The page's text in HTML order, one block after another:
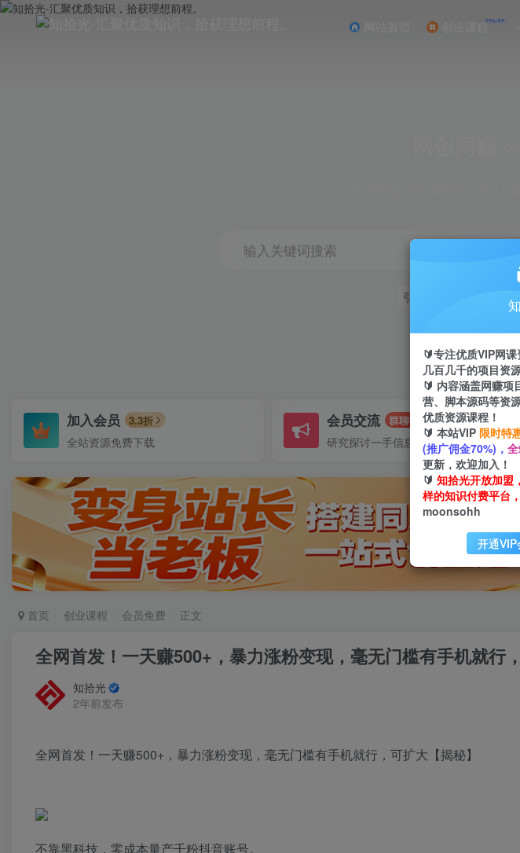
创业课程NEW
输入关键词搜索
引流
加入会员 3.3折
全站资源免费下载
会员交流 群聊
研究探讨一手信息差
首页 创业课程 会员免费 正文
全网首发！一天赚500+，暴力涨粉变现，毫无门槛有手机就行
知拾光
2年前发布
全网首发！一天赚500+，暴力涨粉变现，毫无门槛有手机就行，可扩大【揭秘】
不靠黑科技，零成本量产千粉抖音账号。
🔰专注优质VIP网
几百几千的项目资
🔰 内容涵盖网赚项
营、脚本源码等资
优质资源课程！
🔰 本站VIP 限时特
(推广佣金70%)，
更新，欢迎加入！
🔰 知拾光开放加盟
样的知识付费平台，
moonsohh
开通VIP